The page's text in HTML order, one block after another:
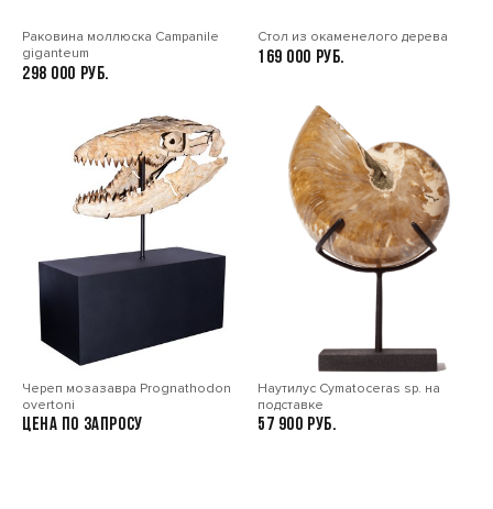
Раковина моллюска Сampanile
giganteum
298 000
Стол из окаменелого дерева
169 000
Череп мозазавра Prognathodon
overtoni
Цена по запросу
Наутилус Cymatoceras sp. на
подставке
57 900